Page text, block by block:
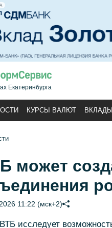
Екатеринбурга
КУРСЫ ВАЛЮТ ВКЛАДЫ
может
11:22 (мск+2)
исследует